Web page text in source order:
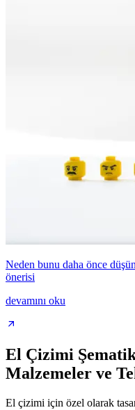
Neden bunu daha önce
önerisi
devamını oku
El Çizimi
Malzemeler ve
El çizimi için özel olarak